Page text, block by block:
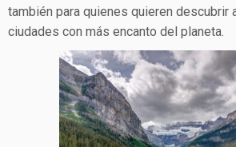
también para quienes quieren descubrir
ciudades con más encanto del planeta.